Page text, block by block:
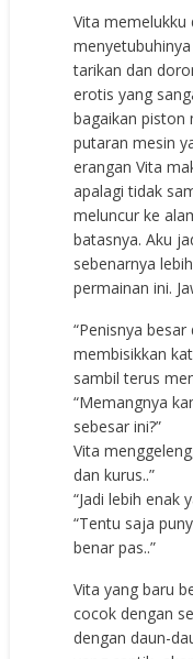
Vita memelukku
tarikan dan
erotis yang
bagaikan piston
putaran mesin
erangan Vita
apalagi tidak
meluncur ke
batasnya. Aku
sebenarnya
permainan ini.
“Penisnya besar
membisikkan
sambil terus
“Memangnya
sebesar ini?”
Vita
dan kurus..”
“Jadi lebih enak
“Tentu saja
benar pas..”
Vita yang baru
cocok dengan
dengan daun-